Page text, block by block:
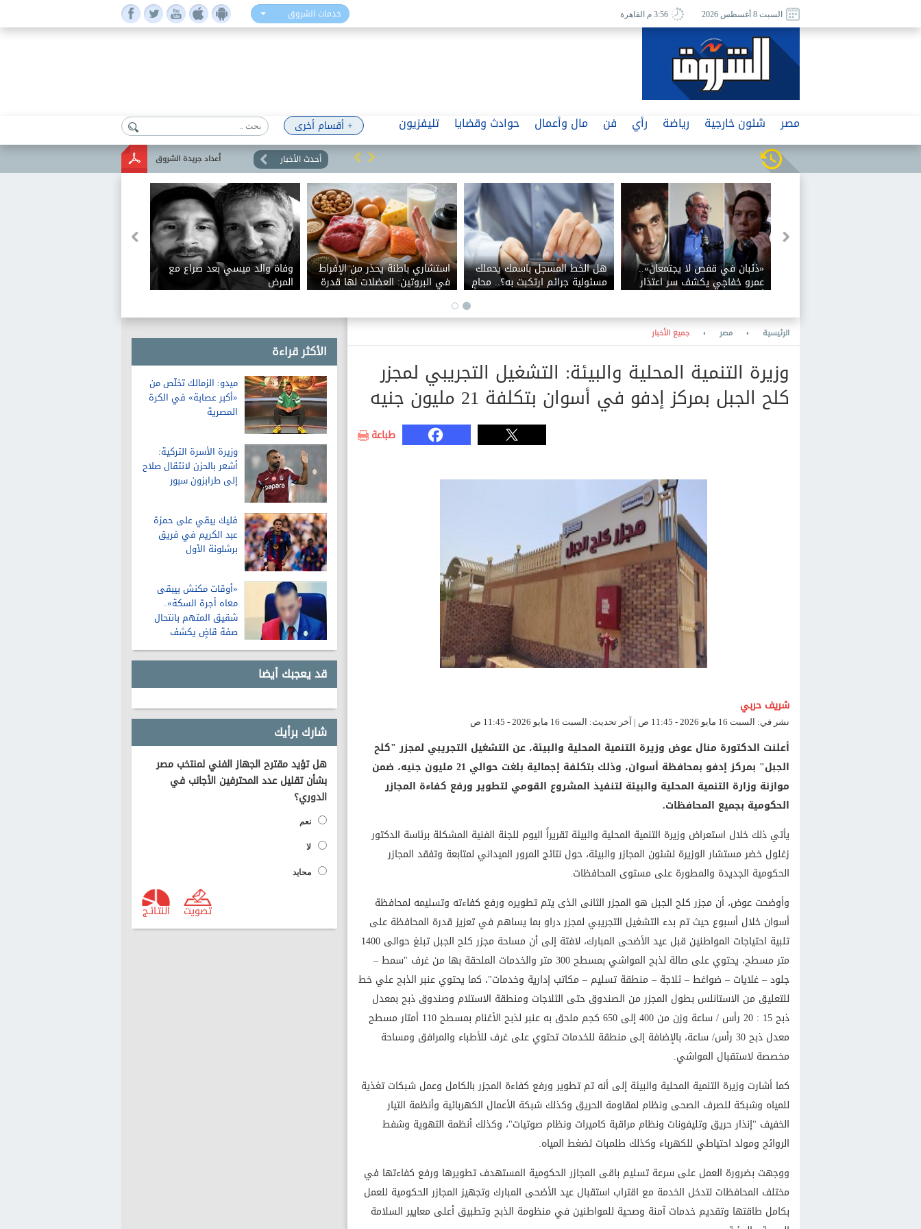
خدمات الشروق السبت 8 أغسطس 2026 3:56 م القاهرة
+ أقسام أخرى مصر شئون خارجية رياضة رأي فن مال وأعمال حوادث وقضايا تليفزيون
أعداد جريدة الشروق أحدث الأخبار
«ذئبان في قفص لا يجتمعان»..
عمرو خفاجي يكشف سر اعتذار
أحمد زكي عن «اللعب مع الكبار»
هل الخط المسجل باسمك يحملك
مسئولية جرائم ارتكبت به؟.. محامٍ
بالنقض يوضح الموقف القانوني
استشاري باطنة يحذر من الإفراط
في البروتين: العضلات لها قدرة
محدودة على الاستفادة منه
وفاة والد ميسي بعد صراع مع
المرض
الأكثر قراءة
ميدو: الزمالك تخلّص من
«أكبر عصابة» في الكرة
المصرية
وزيرة الأسرة التركية:
أشعر بالحزن لانتقال صلاح
إلى طرابزون سبور
فليك يبقي على حمزة
عبد الكريم في فريق
برشلونة الأول
«أوقات مكنش بيبقى
معاه أجرة السكة»..
شقيق المتهم بانتحال
صفة قاضٍ يكشف
تفاصيل عن حياته قبل
الواقعة
قد يعجبك أيضا
شارك برأيك
هل تؤيد مقترح الجهاز الفني لمنتخب مصر
بشأن تقليل عدد المحترفين الأجانب في
الدوري؟
نعم
لا
محايد
النتـائـج تصويت
الرئيسية › مصر › جميع الأخبار
وزيرة التنمية المحلية والبيئة: التشغيل التجريبي لمجزر
كلح الجبل بمركز إدفو في أسوان بتكلفة 21 مليون جنيه
طباعة
شريف حربي
نشر في: السبت 16 مايو 2026 - 11:45 ص | آخر تحديث: السبت 16 مايو 2026 - 11:45 ص
أعلنت الدكتورة منال عوض وزيرة التنمية المحلية والبيئة، عن التشغيل التجريبي لمجزر "كلح
الجبل" بمركز إدفو بمحافظة أسوان، وذلك بتكلفة إجمالية بلغت حوالي 21 مليون جنيه، ضمن
موازنة وزارة التنمية المحلية والبيئة لتنفيذ المشروع القومي لتطوير ورفع كفاءة المجازر
الحكومية بجميع المحافظات.
يأتي ذلك خلال استعراض وزيرة التنمية المحلية والبيئة تقريراً اليوم للجنة الفنية المشكلة برئاسة الدكتور
زغلول خضر مستشار الوزيرة لشئون المجازر والبيئة، حول نتائج المرور الميداني لمتابعة وتفقد المجازر
الحكومية الجديدة والمطورة على مستوى المحافظات.
وأوضحت عوض، أن مجزر كلح الجبل هو المجزر الثانى الذى يتم تطويره ورفع كفاءته وتسليمه لمحافظة
أسوان خلال أسبوع حيث تم بدء التشغيل التجريبي لمجزر دراو بما يساهم في تعزيز قدرة المحافظة على
تلبية احتياجات المواطنين قبل عيد الأضحى المبارك، لافتة إلى أن مساحة مجزر كلح الجبل تبلغ حوالى 1400
متر مسطح، يحتوي على صالة لذبح المواشي بمسطح 300 متر والخدمات الملحقة بها من غرف "سمط –
جلود – غلايات – ضواغط – ثلاجة – منطقة تسليم – مكاتب إدارية وخدمات"، كما يحتوي عنبر الذبح علي خط
للتعليق من الاستانلس بطول المجزر من الصندوق حتى الثلاجات ومنطقة الاستلام وصندوق ذبح بمعدل
ذبح 15 : 20 رأس / ساعة وزن من 400 إلى 650 كجم ملحق به عنبر لذبح الأغنام بمسطح 110 أمتار مسطح
معدل ذبح 30 رأس/ ساعة، بالإضافة إلى منطقة للخدمات تحتوي على غرف للأطباء والمرافق ومساحة
مخصصة لاستقبال المواشي.
كما أشارت وزيرة التنمية المحلية والبيئة إلى أنه تم تطوير ورفع كفاءة المجزر بالكامل وعمل شبكات تغذية
للمياه وشبكة للصرف الصحى ونظام لمقاومة الحريق وكذلك شبكة الأعمال الكهربائية وأنظمة التيار
الخفيف "إنذار حريق وتليفونات ونظام مراقبة كاميرات ونظام صوتيات"، وكذلك أنظمة التهوية وشفط
الروائح ومولد احتياطي للكهرباء وكذلك طلمبات لضغط المياه.
ووجهت بضرورة العمل على سرعة تسليم باقى المجازر الحكومية المستهدف تطويرها ورفع كفاءتها في
مختلف المحافظات لتدخل الخدمة مع اقتراب استقبال عيد الأضحى المبارك وتجهيز المجازر الحكومية للعمل
بكامل طاقتها وتقديم خدمات آمنة وصحية للمواطنين في منظومة الذبح وتطبيق أعلى معايير السلامة